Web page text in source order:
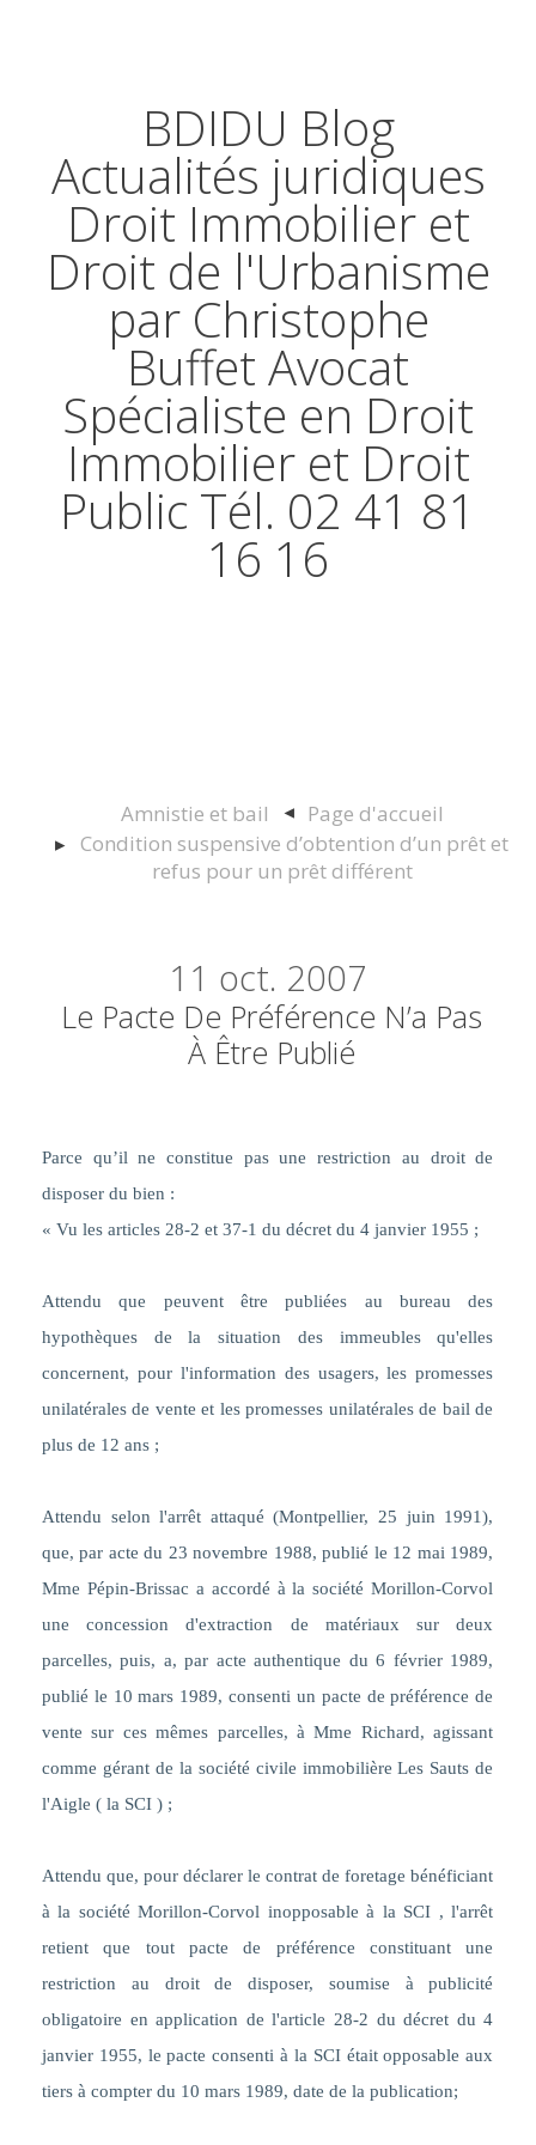
BDIDU Blog
Actualités juridiques
Droit Immobilier et
Droit de l'Urbanisme
par Christophe
Buffet Avocat
Spécialiste en Droit
Immobilier et Droit
Public Tél. 02 41 81
16 16
Amnistie et bail
Page d'accueil
Condition suspensive d’obtention d’un prêt et
refus pour un prêt différent
11 oct. 2007
Le Pacte De Préférence N’a Pas
À Être Publié
Parce qu’il ne constitue pas une restriction au droit de
disposer du bien :
« Vu les articles 28-2 et 37-1 du décret du 4 janvier 1955 ;
Attendu que peuvent être publiées au bureau des
hypothèques de la situation des immeubles qu'elles
concernent, pour l'information des usagers, les promesses
unilatérales de vente et les promesses unilatérales de bail de
plus de 12 ans ;
Attendu selon l'arrêt attaqué (Montpellier, 25 juin 1991),
que, par acte du 23 novembre 1988, publié le 12 mai 1989,
Mme Pépin-Brissac a accordé à la société Morillon-Corvol
une concession d'extraction de matériaux sur deux
parcelles, puis, a, par acte authentique du 6 février 1989,
publié le 10 mars 1989, consenti un pacte de préférence de
vente sur ces mêmes parcelles, à Mme Richard, agissant
comme gérant de la société civile immobilière Les Sauts de
l'Aigle ( la SCI ) ;
Attendu que, pour déclarer le contrat de foretage bénéficiant
à la société Morillon-Corvol inopposable à la SCI , l'arrêt
retient que tout pacte de préférence constituant une
restriction au droit de disposer, soumise à publicité
obligatoire en application de l'article 28-2 du décret du 4
janvier 1955, le pacte consenti à la SCI était opposable aux
tiers à compter du 10 mars 1989, date de la publication;